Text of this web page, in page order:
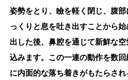
姿勢をとり、瞼を軽く閉じ、腹
っくりと息を吐き出すことから
出した後、鼻腔を通じて新鮮な
込みます。この一連の動作を数
に内面的な落ち着きがもたらさ